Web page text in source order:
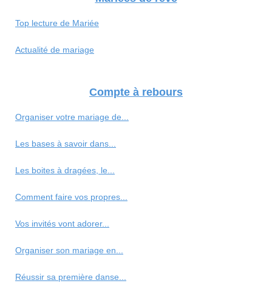
Top lecture de Mariée
Actualité de mariage
Compte à rebours
Organiser votre mariage de...
Les bases à savoir dans...
Les boites à dragées, le...
Comment faire vos propres...
Vos invités vont adorer...
Organiser son mariage en...
Réussir sa première danse...